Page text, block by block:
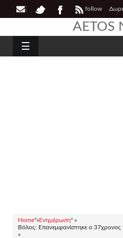
follow
AETOS
☰
Home"»Ενημέρωση" »
Βόλος: Επανεμφανίστηκε o 37χρονος
»